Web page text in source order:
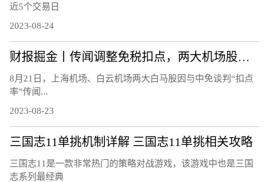
近5个交易日
2023-08-24
财报掘金丨传闻调整免税扣点，两大机场股连跌3日!首批航空股中报、7月航运数据均报喜，航空板块大周期何时兑现？
8月21日，上海机场、白云机场两大白马股因与中免谈判“扣点
率”传闻...
2023-08-23
三国志11单挑机制详解 三国志11单挑相关攻略
三国志11是一款非常热门的策略对战游戏，该游戏中也是三国
志系列最经典